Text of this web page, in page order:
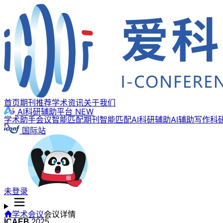
首页期刊推荐学术资讯关于我们
AI科研辅助平台 NEW
学术助手会议智能匹配期刊智能匹配AI科研辅助AI辅助写作科
国际站
未登录
学术会议会议详情